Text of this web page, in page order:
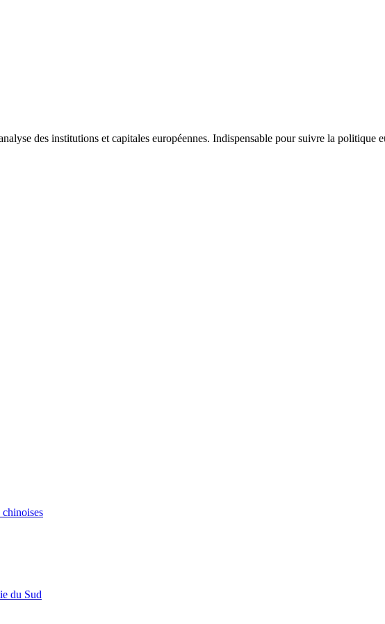
des institutions et capitales européennes. Indispensable pour suivre la politique
du Sud